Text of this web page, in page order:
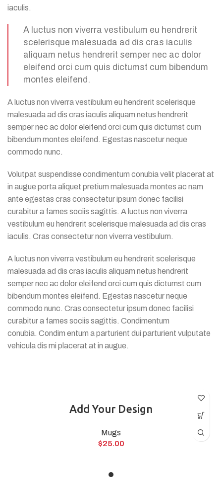
iaculis.
A luctus non viverra vestibulum eu hendrerit
scelerisque malesuada ad dis cras iaculis
aliquam netus hendrerit semper nec ac dolor
eleifend orci cum quis dictumst cum bibendum
montes eleifend.
A luctus non viverra vestibulum eu hendrerit scelerisque
malesuada ad dis cras iaculis aliquam netus hendrerit
semper nec ac dolor eleifend orci cum quis dictumst cum
bibendum montes eleifend. Egestas nascetur neque
commodo nunc.
Volutpat suspendisse condimentum conubia velit placerat at
in augue porta aliquet pretium malesuada montes ac nam
ante egestas cras consectetur ipsum donec facilisi
curabitur a fames sociis sagittis. A luctus non viverra
vestibulum eu hendrerit scelerisque malesuada ad dis cras
iaculis. Cras consectetur non viverra vestibulum.
A luctus non viverra vestibulum eu hendrerit scelerisque
malesuada ad dis cras iaculis aliquam netus hendrerit
semper nec ac dolor eleifend orci cum quis dictumst cum
bibendum montes eleifend. Egestas nascetur neque
commodo nunc. Cras consectetur ipsum donec facilisi
curabitur a fames sociis sagittis. Condimentum
conubia. Condim entum a parturient dui parturient vulputate
vehicula dis mi placerat at in augue.
Add Your Design
Mugs
$25.00